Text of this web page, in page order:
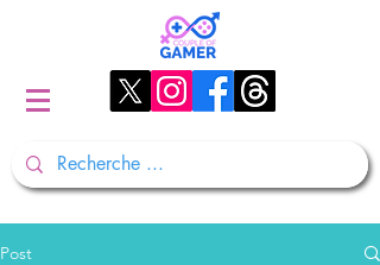
Post